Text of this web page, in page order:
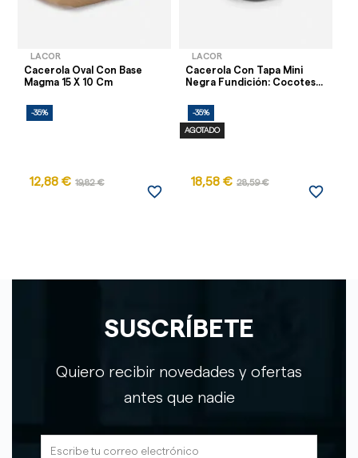
LACOR
Cacerola Oval Con Base
Magma 15 X 10 Cm
-35%
12,88 € 19,82 €
favorite_border
LACOR
Cacerola Con Tapa Mini
Negra Fundición: Cocotes...
-35%
AGOTADO
18,58 € 28,59 €
favorite_border
SUSCRÍBETE
Quiero recibir novedades y ofertas
antes que nadie